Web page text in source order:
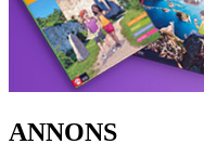
ANNONS